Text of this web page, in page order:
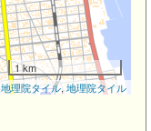
1 km
地理院タイル, 地理院タイル